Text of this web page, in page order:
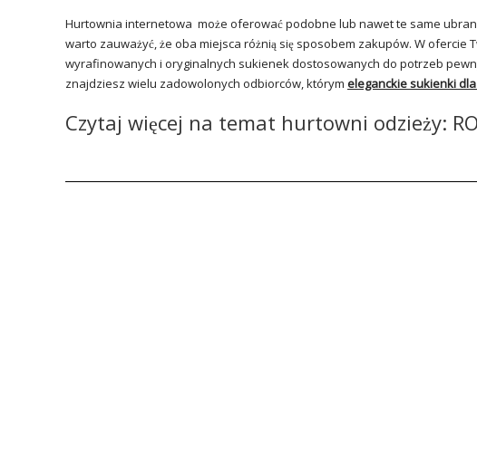
Hurtownia internetowa może oferować podobne lub nawet te same
warto zauważyć, że oba miejsca różnią się sposobem zakupów. W
wyrafinowanych i oryginalnych sukienek dostosowanych do potrzeb
znajdziesz wielu zadowolonych odbiorców, którym eleganckie sukienki
Czytaj więcej na temat hurtowni odzieży: